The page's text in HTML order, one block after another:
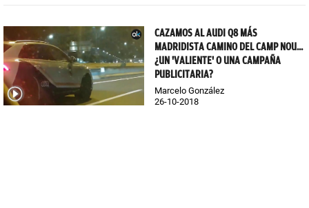
CAZAMOS AL AUDI Q8 MÁS
MADRIDISTA CAMINO DEL CAMP NOU...
¿UN 'VALIENTE' O UNA CAMPAÑA
PUBLICITARIA?
Marcelo González
26-10-2018